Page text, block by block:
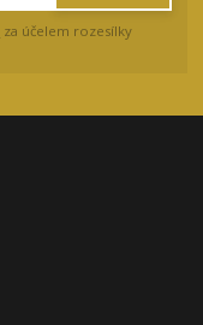
za účelem rozesílky